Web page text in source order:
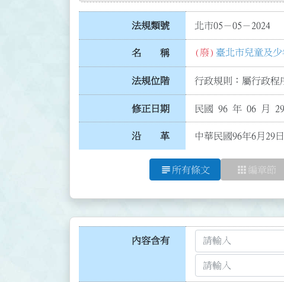
法規類號 北市05－05－2024
名 稱 (廢) 臺北市兒童及
法規位階 行政規則：屬行政程
修正日期 民國 96 年 06 月
沿 革 中華民國96年6月29
subject 所有條文 apps 編章節
內容含有